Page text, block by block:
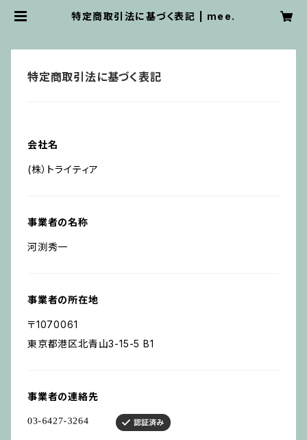
特定商取引法に基づく表記 | mee.
特定商取引法に基づく表記
会社名
(株）トライティア
事業者の名称
河渕秀一
事業者の所在地
〒1070061
東京都港区北青山3-15-5 B1
事業者の連絡先